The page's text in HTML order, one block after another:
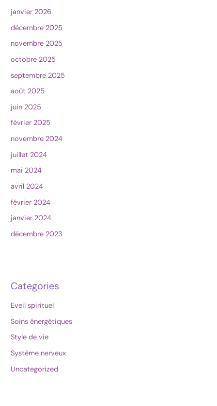
janvier 2026
décembre 2025
novembre 2025
octobre 2025
septembre 2025
août 2025
juin 2025
février 2025
novembre 2024
juillet 2024
mai 2024
avril 2024
février 2024
janvier 2024
décembre 2023
Categories
Eveil spirituel
Soins énergétiques
Style de vie
Système nerveux
Uncategorized